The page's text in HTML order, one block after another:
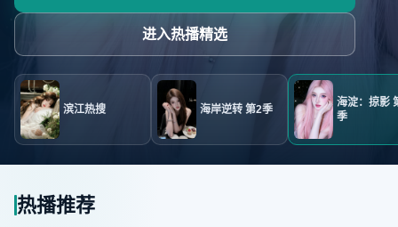
进入热播精选
滨江热搜 海岸逆转 第2季
海淀：掠影
季
热播推荐